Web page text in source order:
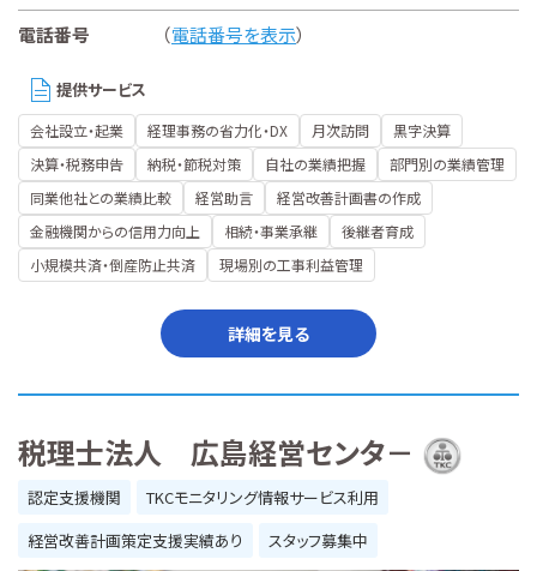
電話番号 （電話番号を表示）
提供サービス
会社設立・起業 経理事務の省力化・DX 月次訪問
黒字決算
決算・税務申告
納税・節税対策 自社の業績把握
部門別の業績管理
同業他社との業績比較
経営助言
経営改善計画書の作成
金融機関からの信用力向上
相続・事業承継
後継者育成
小規模共済・倒産防止共済
現場別の工事利益管理
詳細を見る
税理士法人 広島経営センタ－
認定支援機関
TKCモニタリング情報サービス利用
経営改善計画策定支援実績あり
スタッフ募集中